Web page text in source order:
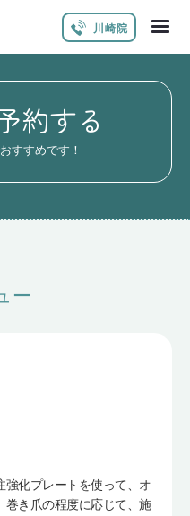
川崎院
約する
すすめです！
ー
化プレートを使って、オ
巻き爪の程度に応じて、施